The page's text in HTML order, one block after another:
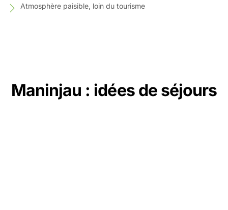
Atmosphère paisible, loin du tourisme
Maninjau : idées de séjours